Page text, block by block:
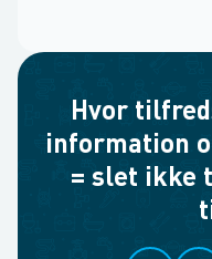
Hvor
information
= slet ikke